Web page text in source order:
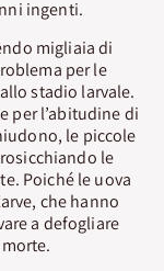
ingenti.
migliaia di
per le
stadio larvale.
per l’abitudine di
le piccole
le
Poiché le uova
che hanno
a defogliare